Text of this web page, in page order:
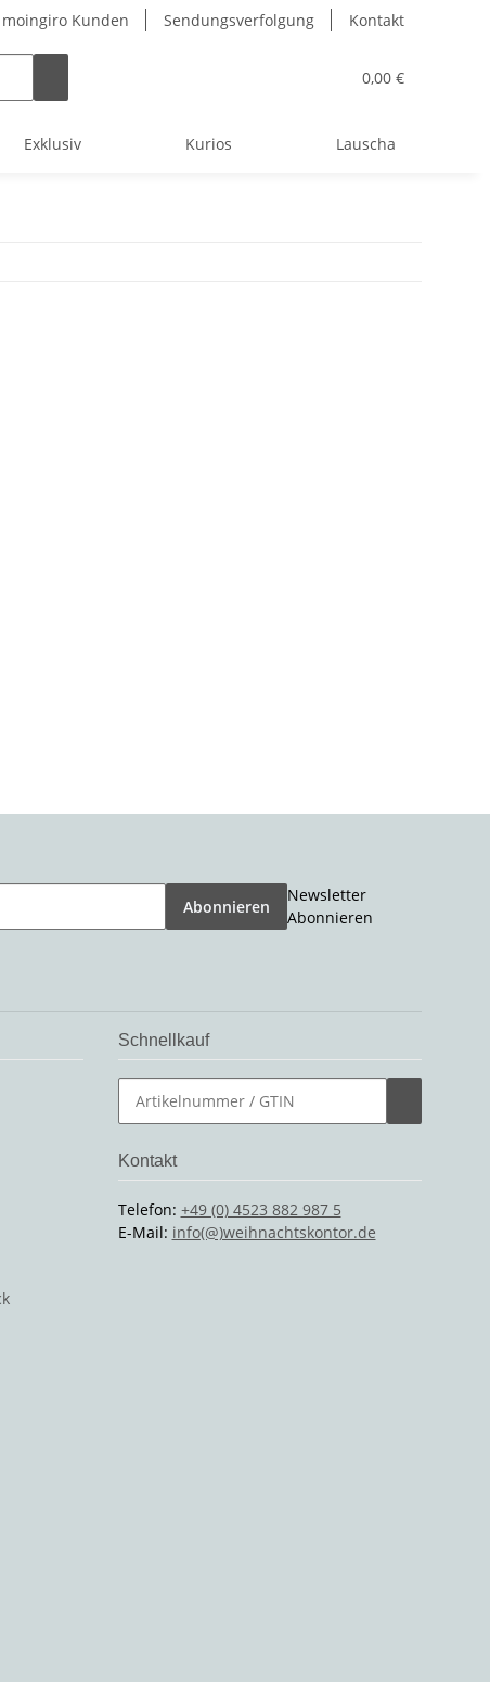
Kunden Sendungsverfolgung Kontakt
0,00 €
Exklusiv Kurios Lauscha
Abonnieren
Newsletter
Abonnieren
Schnellkauf
Kontakt
Telefon: +49 (0) 4523 882 987 5
E-Mail: info(@)weihnachtskontor.de